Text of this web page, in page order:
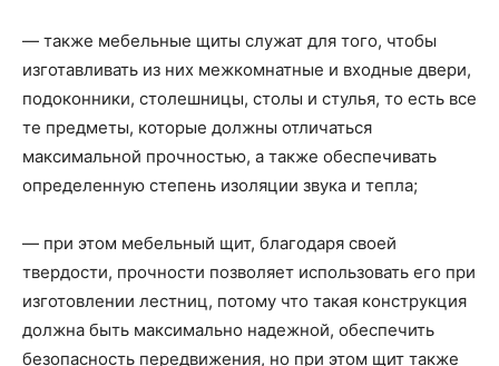
— также мебельные щиты служат для того, чтобы
изготавливать из них межкомнатные и входные двери,
подоконники, столешницы, столы и стулья, то есть все
те предметы, которые должны отличаться
максимальной прочностью, а также обеспечивать
определенную степень изоляции звука и тепла;
— при этом мебельный щит, благодаря своей
твердости, прочности позволяет использовать его при
изготовлении лестниц, потому что такая конструкция
должна быть максимально надежной, обеспечить
безопасность передвижения, но при этом щит также